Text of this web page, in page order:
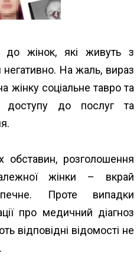
до жінок, які живуть з
На жаль, вираз
жінку соціальне тавро та
до послуг та
обставин, розголошення
жінки – вкрай
Проте випадки
про медичний діагноз
відповідні відомості не